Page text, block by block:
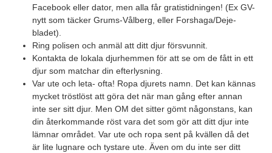
Facebook eller dator, men alla får gratistidningen! (Ex GV-
nytt som täcker Grums-Vålberg, eller Forshaga/Deje-
bladet).
Ring polisen och anmäl att ditt djur försvunnit.
Kontakta de lokala djurhemmen för att se om de fått in ett
djur som matchar din efterlysning.
Var ute och leta- ofta! Ropa djurets namn. Det kan kännas
mycket tröstlöst att göra det när man gång efter annan
inte ser sitt djur. Men OM det sitter gömt någonstans, kan
din återkommande röst vara det som gör att ditt djur inte
lämnar området. Var ute och ropa sent på kvällen då det
är lite lugnare och tystare ute. Även om du inte ser ditt